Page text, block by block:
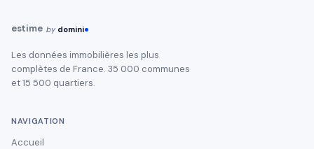
estime by domini
Les données immobilières les plus
complètes de France. 35 000 communes
et 15 500 quartiers.
NAVIGATION
Accueil